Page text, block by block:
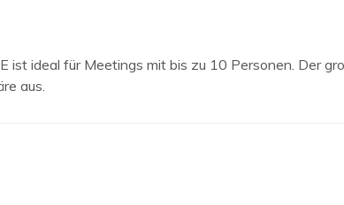
ist ideal für Meetings mit bis zu 10 Personen. Der
aus.